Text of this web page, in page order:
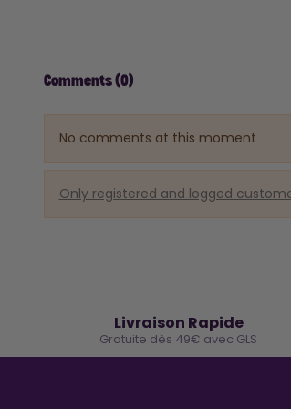
Comments (0)
No comments at this moment
Only registered and logged
Livraison Rapide
Gratuite dès 49€ avec GLS